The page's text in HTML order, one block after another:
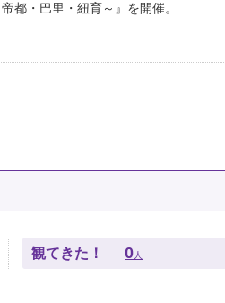
都・巴里・紐育～』を開催。
観てきた！ 0 人